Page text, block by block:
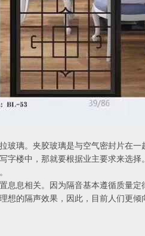
玻璃。夹胶玻璃是与空气密封片在
字楼中，那就要根据业主要求来选
息息相关。因为隔音基本遵循质量
想的隔声效果，因此，目前人们更